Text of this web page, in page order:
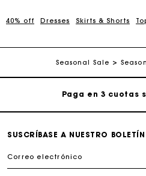
40% off Dresses Skirts & Shorts
Seasonal Sale
La tarjeta regalo de Maje: la
Entrega a domicilio
Paga en 3 cuotas
Cambios &
SUSCRÍBASE A NUESTRO BOLETÍN
Correo electrónico